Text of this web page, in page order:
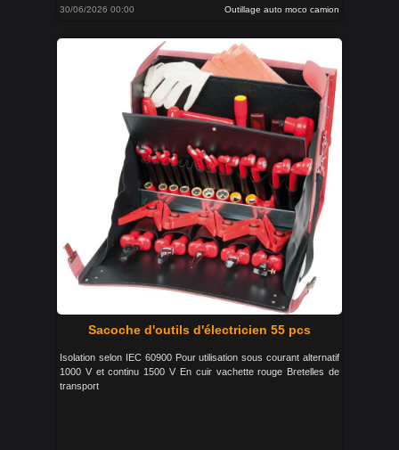
30/06/2026 00:00 Outillage auto moco camion
Sacoche d'outils d'électricien 55 pcs
Isolation selon IEC 60900 Pour utilisation sous courant alternatif
1000 V et continu 1500 V En cuir vachette rouge Bretelles de
transport